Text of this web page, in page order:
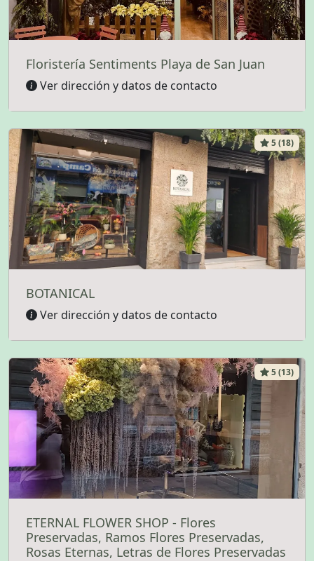
Floristería Sentiments Playa de San Juan
Ver dirección y datos de contacto
5 (18)
BOTANICAL
Ver dirección y datos de contacto
5 (13)
ETERNAL FLOWER SHOP - Flores
Preservadas, Ramos Flores Preservadas,
Rosas Eternas, Letras de Flores Preservadas